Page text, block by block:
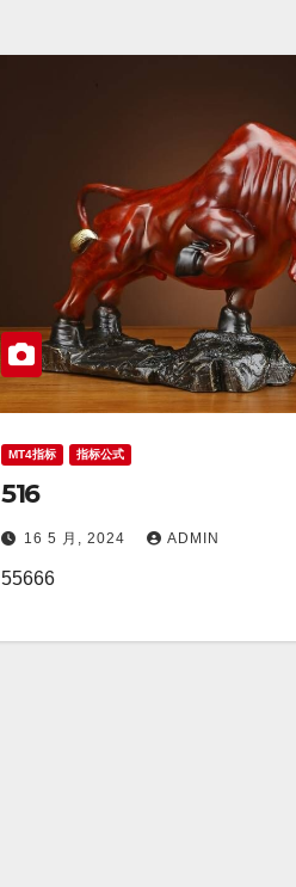
MT4指标 指标公式
516
16 5 月, 2024 ADMIN
55666